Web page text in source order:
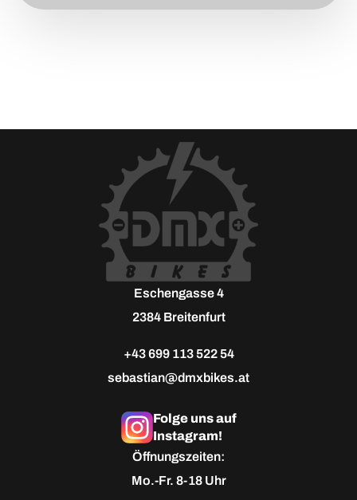
Eschengasse 4
2384 Breitenfurt
+43 699 113 522 54
sebastian@dmxbikes.at
Folge uns auf
Instagram!
Öffnungszeiten:
Mo.-Fr. 8-18 Uhr